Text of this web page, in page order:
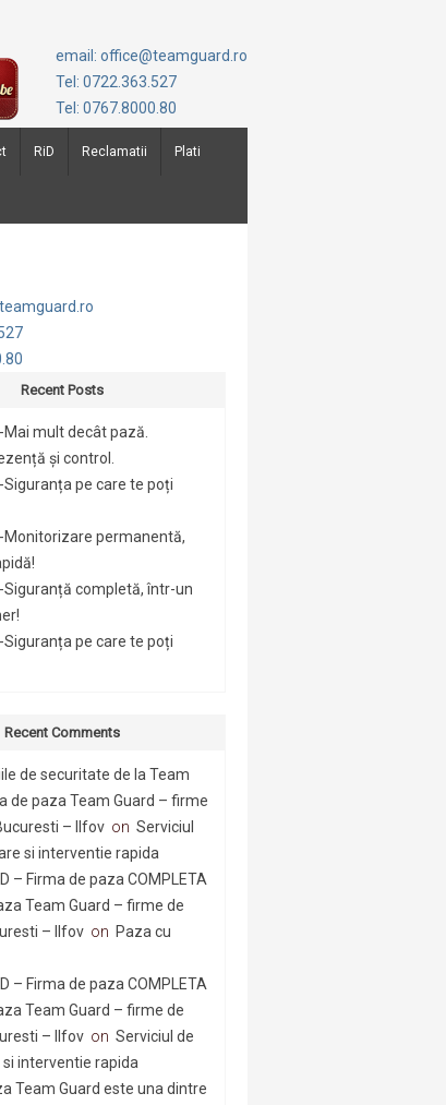
email: office@teamguard.ro
Tel: 0722.363.527
Tel: 0767.8000.80
RiD Reclamatii Plati
Recent Posts
mult decât pază.
și control.
Siguranța pe care te poți
Monitorizare permanentă,
Siguranță completă, într-un
Siguranța pe care te poți
Recent Comments
de securitate de la Team
de paza Team Guard – firme
– Ilfov on Serviciul
si interventie rapida
– Firma de paza COMPLETA
Team Guard – firme de
– Ilfov on Paza cu
– Firma de paza COMPLETA
Team Guard – firme de
– Ilfov on Serviciul de
interventie rapida
Team Guard este una dintre